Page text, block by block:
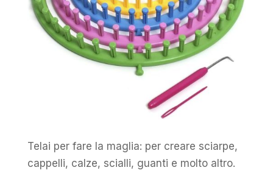
Telai per fare la maglia: per creare sciarpe,
cappelli, calze, scialli, guanti e molto altro.